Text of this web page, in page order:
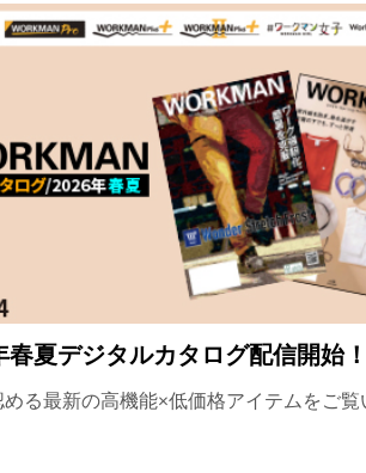
夏デジタルカタログ配信開始！
める最新の高機能×低価格アイテムをご覧